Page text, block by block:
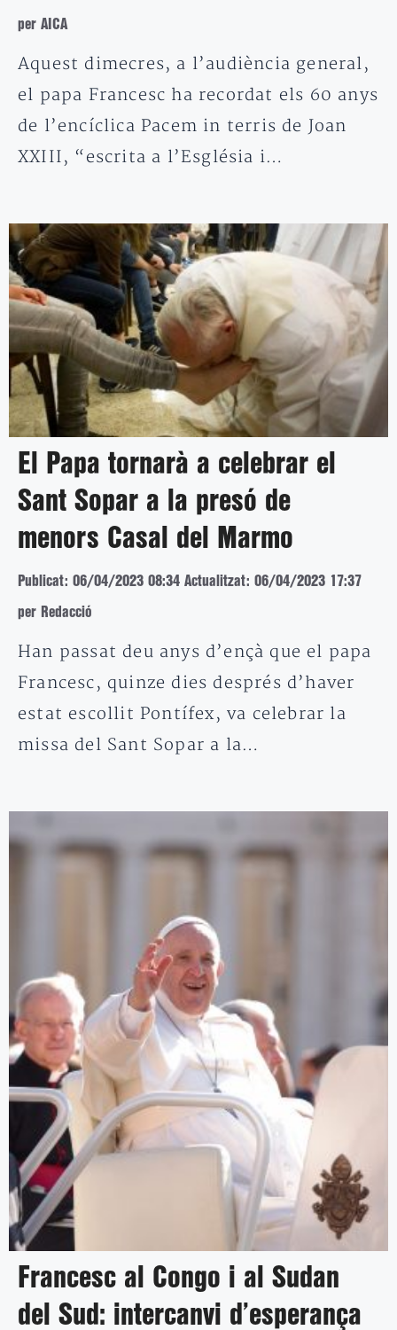
per AICA
Aquest dimecres, a l’audiència general,
el papa Francesc ha recordat els 60 anys
de l’encíclica Pacem in terris de Joan
XXIII, “escrita a l’Església i…
El Papa tornarà a celebrar el
Sant Sopar a la presó de
menors Casal del Marmo
Publicat: 06/04/2023 08:34 Actualitzat: 06/04/2023 17:37
per Redacció
Han passat deu anys d’ençà que el papa
Francesc, quinze dies després d’haver
estat escollit Pontífex, va celebrar la
missa del Sant Sopar a la…
Francesc al Congo i al Sudan
del Sud: intercanvi d’esperança